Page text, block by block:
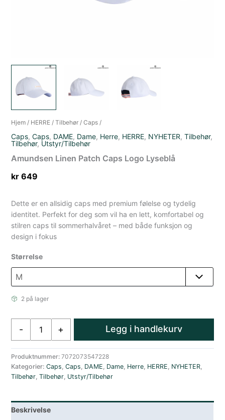
Hjem / HERRE /Tilbehør /Caps /
Caps,Caps, DAME, Dame, Herre, HERRE, NYHETER,Tilbehør,
Tilbehør, Utstyr/Tilbehør
Amundsen Linen Patch Caps Logo Lyseblå
kr 649
Dette er en allsidig caps med premium følelse og tydelig
identitet. Perfekt for deg som vil ha en lett, komfortabel og
stilren caps til sommerhalvåret – med både funksjon og
design i fokus
Størrelse
2 på lager
-
Caps
Logo
Lyseblå
+ Legg i handlekurv
Produktnummer:7072073547228
Kategorier:Caps,Caps, DAME, Dame, Herre, HERRE, NYHETER,
Tilbehør,Tilbehør, Utstyr/Tilbehør
Beskrivelse